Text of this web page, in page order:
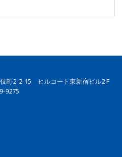
町2-2-15 ヒルコート東新宿ビル2Ｆ
9275